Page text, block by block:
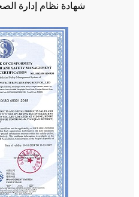
شهادة نظام إدارة